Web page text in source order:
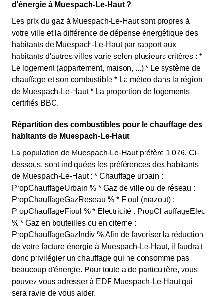
d'énergie à Muespach-Le-Haut ?
Les prix du gaz à Muespach-Le-Haut sont propres à
votre ville et la différence de dépense énergétique des
habitants de Muespach-Le-Haut par rapport aux
habitants d'autres villes varie selon plusieurs critères : *
Le logement (appartement, maison, ...) * Le système de
chauffage et son combustible * La météo dans la région
de Muespach-Le-Haut * La proportion de logements
certifiés BBC.
Répartition des combustibles pour le chauffage des
habitants de Muespach-Le-Haut
La population de Muespach-Le-Haut préfère 1 076. Ci-
dessous, sont indiquées les préférences des habitants
de Muespach-Le-Haut : * Chauffage urbain :
PropChauffageUrbain % * Gaz de ville ou de réseau :
PropChauffageGazReseau % * Fioul (mazout) :
PropChauffageFioul % * Electricité : PropChauffageElec
% * Gaz en bouteilles ou en citerne :
PropChauffageGazIndiv % Afin de favoriser la réduction
de votre facture énergie à Muespach-Le-Haut, il faudrait
donc privilégier un chauffage qui ne consomme pas
beaucoup d'énergie. Pour toute aide particulière, vous
pouvez vous adresser à EDF Muespach-Le-Haut qui
sera ravie de vous aider.